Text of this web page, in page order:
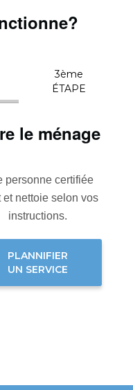
3ème
ÉTAPE
le ménage
personne certifiée
et nettoie selon vos
instructions.
PLANNIFIER
UN SERVICE